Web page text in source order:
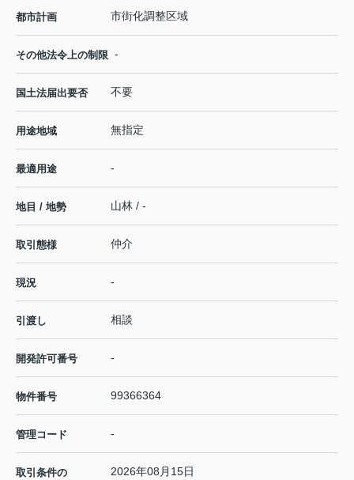
都市計画 市街化調整区域
その他法令上の制限 -
国土法届出要否 不要
用途地域 無指定
最適用途 -
地目 / 地勢 山林 / -
取引態様 仲介
現況 -
引渡し 相談
開発許可番号 -
物件番号 99366364
管理コード -
取引条件の
2026年08月15日